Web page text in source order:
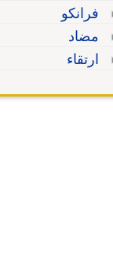
فرانكو
مضاد
ارتقاء